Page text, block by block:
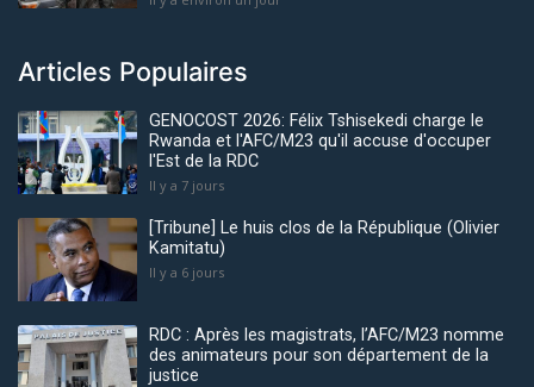
Articles Populaires
GENOCOST 2026: Félix Tshisekedi charge le
Rwanda et l'AFC/M23 qu'il accuse d'occuper
l'Est de la RDC
Il y a 7 jours
[Tribune] Le huis clos de la République (Olivier
Kamitatu)
Il y a 6 jours
RDC : Après les magistrats, l’AFC/M23 nomme
des animateurs pour son département de la
justice